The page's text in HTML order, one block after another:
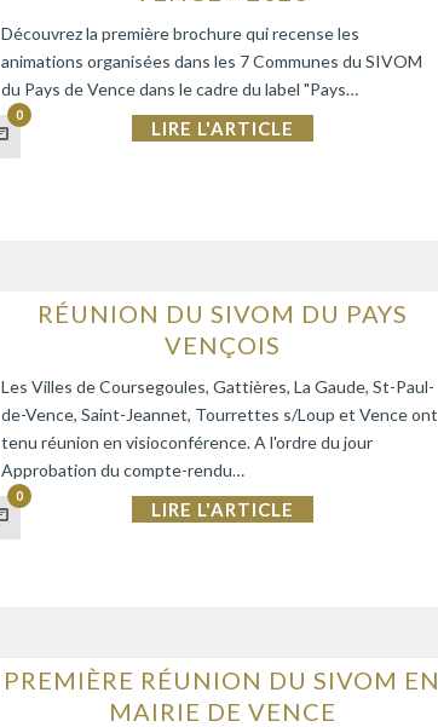
Découvrez la première brochure qui recense les
animations organisées dans les 7 Communes du SIVOM
du Pays de Vence dans le cadre du label "Pays…
0
LIRE L'ARTICLE
RÉUNION DU SIVOM DU PAYS
VENÇOIS
Les Villes de Coursegoules, Gattières, La Gaude, St-Paul-
de-Vence, Saint-Jeannet, Tourrettes s/Loup et Vence ont
tenu réunion en visioconférence. A l'ordre du jour
Approbation du compte-rendu…
0
LIRE L'ARTICLE
PREMIÈRE RÉUNION DU SIVOM EN
MAIRIE DE VENCE